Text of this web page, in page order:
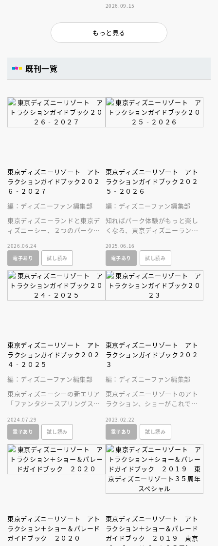
2026.09.15
もっと見る
既刊一覧
東京ディズニーリゾート アト
ラクションガイドブック２０２
６‐２０２７
編：ディズニーファン編集部
東京ディズニーランドと東京デ
ィズニーシー、２つのパークの
みつくそう！
2026.06.24
電子あり
試し読み
東京ディズニーリゾート アト
ラクションガイドブック２０２
５‐２０２６
編：ディズニーファン編集部
知ればパーク体験がもっと楽し
くなる、東京ディズニーランド
クション＆ショー情報がいっぱ
い！
2025.06.16
電子あり
試し読み
東京ディズニーリゾート アト
ラクションガイドブック２０２
４‐２０２５
編：ディズニーファン編集部
東京ディズニーシーの新エリア
「ファンタジースプリングス」
読めばアトラクションをもっと
楽しめる！
2024.07.29
電子あり
試し読み
東京ディズニーリゾート アト
ラクションガイドブック２０２
３
編：ディズニーファン編集部
東京ディズニーリゾートのアト
ラクション、ショーがこれでわ
2023.02.22
電子あり
試し読み
東京ディズニーリゾート アト
ラクション＋ショー＆パレード
ガイドブック ２０２０
東京ディズニーリゾート アト
ラクション＋ショー＆パレード
ガイドブック ２０１９ 東京